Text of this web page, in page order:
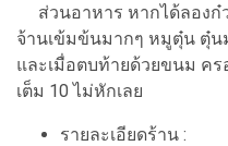
ส่วนอาหาร หากได้ลองก๋
จ้านเข้มข้นมากๆ หมูตุ๋น ตุ๋น
และเมื่อตบท้ายด้วยขนม ค
เต็ม 10 ไม่หักเลย
รายละเอียดร้าน :